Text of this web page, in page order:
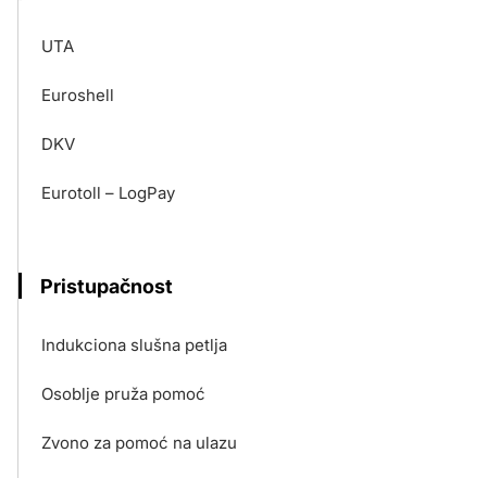
UTA
Euroshell
DKV
Eurotoll – LogPay
Pristupačnost
Indukciona slušna petlja
Osoblje pruža pomoć
Zvono za pomoć na ulazu